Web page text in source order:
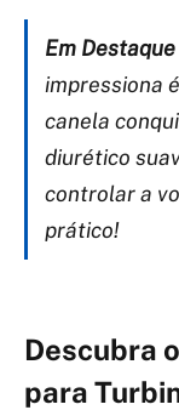
Em
impressiona
canela
diurético
controlar a
prático!
Descubra
para